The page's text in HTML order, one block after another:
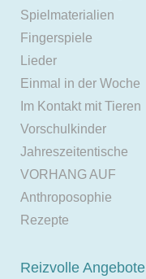
Spielmaterialien
Fingerspiele
Lieder
Einmal in der Woche
Im Kontakt mit Tieren
Vorschulkinder
Jahreszeitentische
VORHANG AUF
Anthroposophie
Rezepte
Reizvolle Angebote